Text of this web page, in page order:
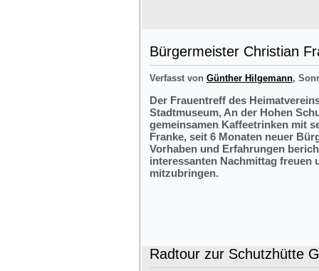
Bürgermeister Christian
Verfasst von Günther Hilgemann,
Der Frauentreff des
Stadtmuseum, An der Hohen
gemeinsamen Kaffeetrinken mit
Franke, seit 6 Monaten neuer
Vorhaben und Erfahrungen
interessanten Nachmittag freuen
mitzubringen.
Radtour zur Schutzhütte